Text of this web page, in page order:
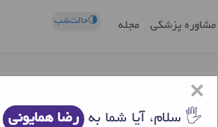
مشاوره پزشکی مجله 🌗حالت‌شب
×
🖐 سلام، آیا شما به رضا همایونی